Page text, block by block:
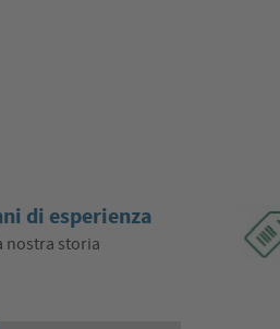
di esperienza
nostra storia